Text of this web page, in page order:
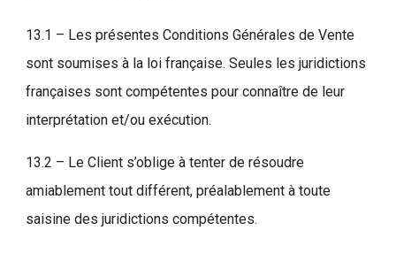
13.1 – Les présentes Conditions Générales de Vente
sont soumises à la loi française. Seules les juridictions
françaises sont compétentes pour connaître de leur
interprétation et/ou exécution.
13.2 – Le Client s’oblige à tenter de résoudre
amiablement tout différent, préalablement à toute
saisine des juridictions compétentes.